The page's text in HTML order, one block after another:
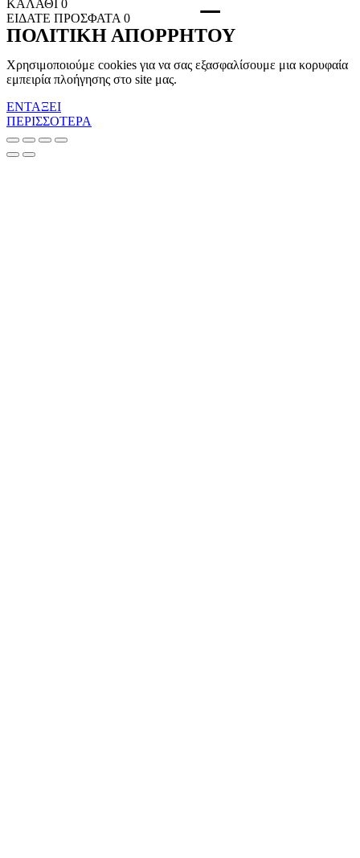
ΚΑΛΑΘΙ 0
ΕΙΔΑΤΕ ΠΡΟΣΦΑΤΑ 0
ΠΟΛΙΤΙΚΗ ΑΠΟΡΡΗΤΟΥ
Χρησιμοποιούμε cookies για να σας εξασφαλίσουμε μια κορυφαία
εμπειρία πλοήγησης στο site μας.
ΕΝΤΑΞΕΙ
ΠΕΡΙΣΣΟΤΕΡΑ